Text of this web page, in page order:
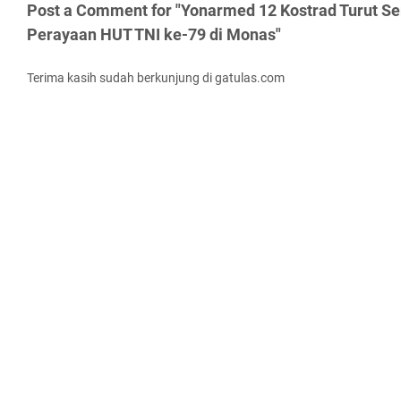
Post a Comment for "Yonarmed 12 Kostrad Turut
Perayaan HUT TNI ke-79 di Monas"
Terima kasih sudah berkunjung di gatulas.com